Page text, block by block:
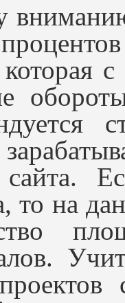
которая
сайта.
то на